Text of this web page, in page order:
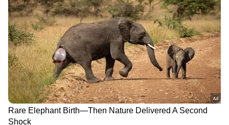
വിഹാരം നടത്തുന്ന ക്യാമ്പസിൽ ഇതിനോടകം
തന്നെ ക്രമക്കേടുകൾ നടന്നിട്ടുണ്ടാകുമെന്ന്
ഉറച്ചു വിശ്വസിക്കുന്നതായി അലോഷ്യസ്
സേവ്യർ പറഞ്ഞു. അതു കൊണ്ട് തന്നെ റീ
കൗണ്ടിംഗ് എത്ര സുതാര്യമായി നടത്തണമെന്ന്
ആവശ്യപ്പെട്ടാലും അതിനുള്ള സാഹചര്യം
കോളേജിൽ ഉണ്ടെന്നു കെ എസ്‌ യു
കരുതുന്നില്ല. ഈ സാഹചര്യത്തിൽ കെ എസ്
യുവിനും കേരള വർമ്മയിലെ